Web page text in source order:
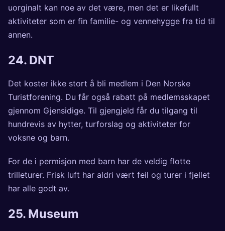
uorginalt kan noe av det være, men det er likefullt
aktiviteter som er fin familie- og vennehygge fra tid til
annen.
24. DNT
Det koster ikke stort å bli medlem i Den Norske
Turistforening. Du får også rabatt på medlemsskapet
gjennom Gjensidige. Til gjengjeld får du tilgang til
hundrevis av hytter, turforslag og aktiviteter for
voksne og barn.
For de i permisjon med barn har de veldig flotte
trilleturer. Frisk luft har aldri vært feil og turer i fjellet
har alle godt av.
25. Museum